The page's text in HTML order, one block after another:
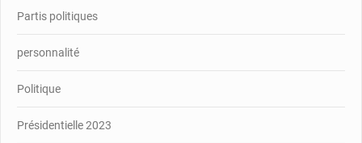
Partis politiques
personnalité
Politique
Présidentielle 2023